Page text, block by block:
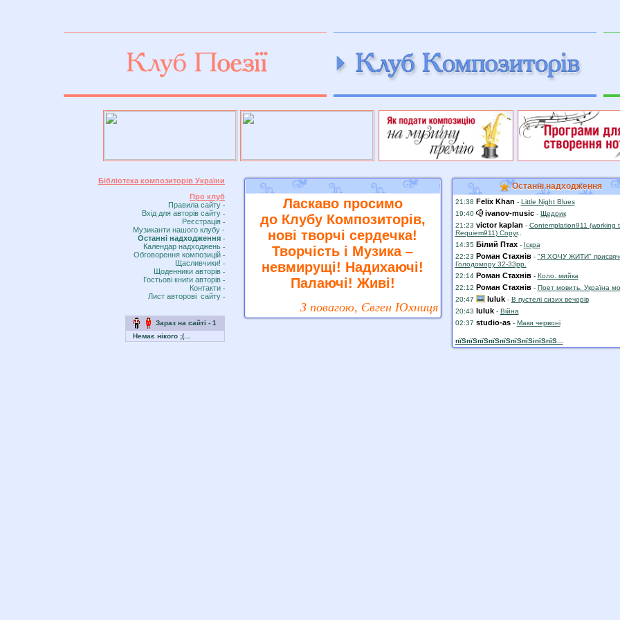
Бібліотека композиторів України
Про клуб
Правила сайту -
Вхiд для авторів сайту -
Реєстрація -
Музиканти нашого клубу -
Останні надходження -
Календар надходжень -
Обговорення композицій -
Щасливчики! -
Щоденники aвторів -
Гостьові книги aвторів -
Контакти -
Лист авторові сайту -
Зараз на сайті - 1
Немає нікого ;(...
Ласкаво просимо
до Клубу Композиторів,
нові творчі сердечка!
Творчість і Музика –
невмирущі! Надихаючі!
Палаючі! Живі!
З повагою, Євген Юхниця
Останні надходження
21:38 Felix Khan - Little Night Blues
19:40
ivanov-music- Щедрик
21:23 victor kaplan - Contemplation911 (working
Requiem911) Copyr..
14:35 Білий Птах- Іскра
22:23 Роман Стахнів- "Я ХОЧУ ЖИТИ"
Голодомору 32-33рр.
22:14 Роман Стахнів- Коло. мийка
22:12 Роман Стахнів- Поет мовить. Україна
20:47
luluk- В пустелі сизих вечорів
20:43 luluk- Війна
02:37 studio-as- Маки червоні
пїЅпїЅпїЅпїЅпїЅпїЅпїЅiпїЅпїЅ...